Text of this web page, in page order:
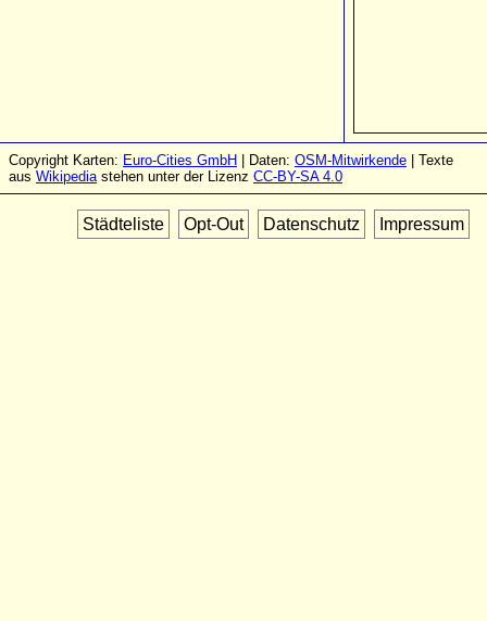
Copyright Karten: Euro-Cities GmbH | Daten: OSM-Mitwirkende | Texte
aus Wikipediastehen unter der Lizenz CC-BY-SA 4.0
Städteliste Opt-Out Datenschutz Impressum